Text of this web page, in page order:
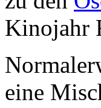
Kinojahr
eine